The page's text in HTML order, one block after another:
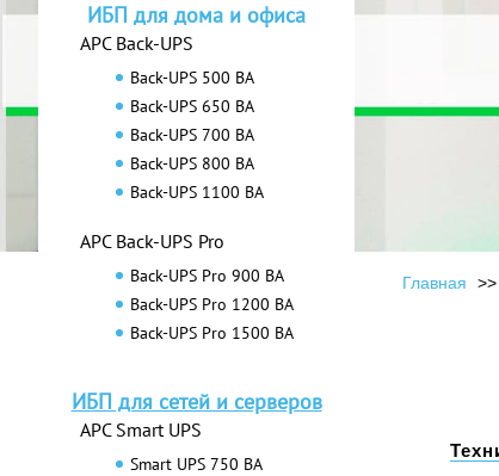
ИБП для дома и офиса
APC Back-UPS
Back-UPS 500 ВА
Back-UPS 650 ВА
Back-UPS 700 ВА
Back-UPS 800 ВА
Back-UPS 1100 ВА
APC Back-UPS Pro
Back-UPS Pro 900 ВА
Back-UPS Pro 1200 ВА
Back-UPS Pro 1500 ВА
ИБП для сетей и серверов
APC Smart UPS
Smart UPS 750 ВА
Главная